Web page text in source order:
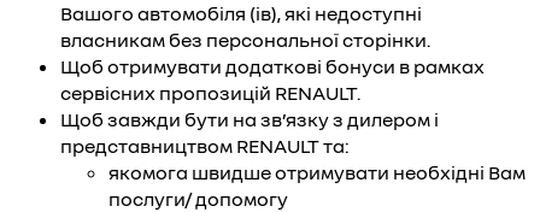
Вашого автомобіля (ів), які недоступні
власникам без персональної сторінки.
Щоб отримувати додаткові бонуси в рамках
сервісних пропозицій RENAULT.
Щоб завжди бути на зв’язку з дилером і
представництвом RENAULT та:
якомога швидше отримувати необхідні Вам
послуги/ допомогу